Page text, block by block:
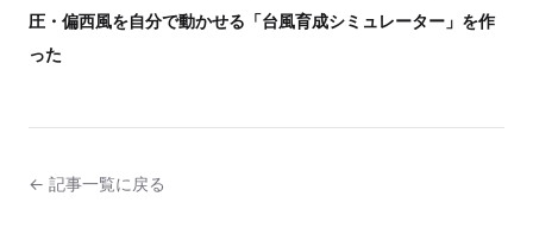
圧・偏西風を自分で動かせる「台風育成シミュレーター」を作
った
← 記事一覧に戻る